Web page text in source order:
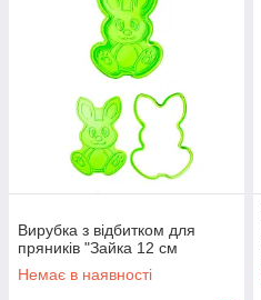
Вирубка з відбитком для
пряників "Зайка 12 см
Немає в наявності